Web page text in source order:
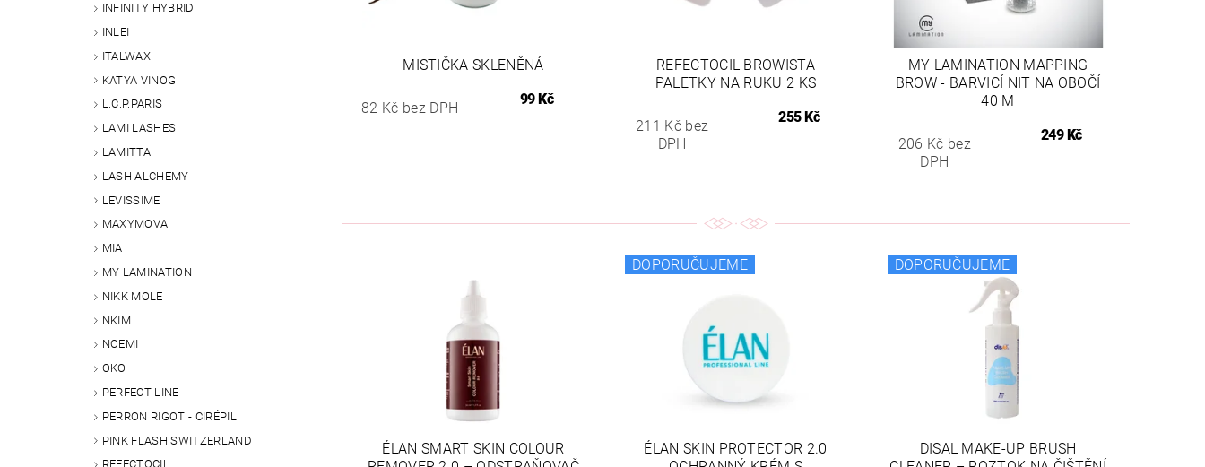
INFINITY HYBRID
INLEI
ITALWAX
KATYA VINOG
L.C.P.PARIS
LAMI LASHES
LAMITTA
LASH ALCHEMY
LEVISSIME
MAXYMOVA
MIA
MY LAMINATION
NIKK MOLE
NKIM
NOEMI
OKO
PERFECT LINE
PERRON RIGOT - CIRÉPIL
PINK FLASH SWITZERLAND
REFECTOCIL
MISTIČKA SKLENĚNÁ
82 Kč bez DPH
99 Kč
REFECTOCIL BROWISTA
PALETKY NA RUKU 2 KS
211 Kč bez
DPH
255 Kč
MY LAMINATION MAPPING
BROW - BARVICÍ NIT NA OBOČÍ
40 M
206 Kč bez
DPH
249 Kč
ÉLAN SMART SKIN COLOUR
DOPORUČUJEME
ÉLAN SKIN PROTECTOR 2.0
DOPORUČUJEME
DISAL MAKE-UP BRUSH